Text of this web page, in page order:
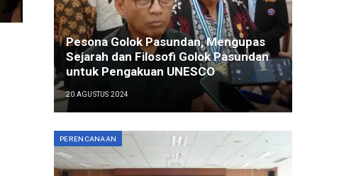
Pesona Golok Pasundan, Mengupas
Sejarah dan Filosofi Golok Pasundan
untuk Pengakuan UNESCO
20 AGUSTUS 2024
PERENCANAAN